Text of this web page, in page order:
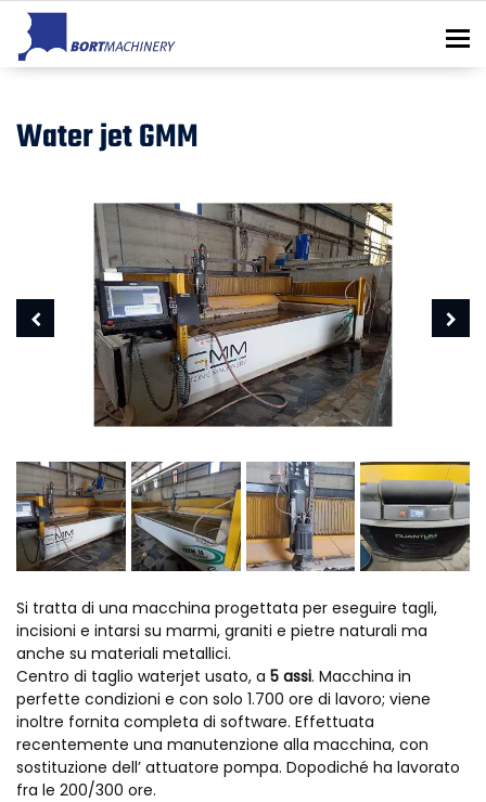
Water jet GMM
Si tratta di una macchina progettata per eseguire tagli,
incisioni e intarsi su marmi, graniti e pietre naturali ma
anche su materiali metallici.
Centro di taglio waterjet usato, a 5 assi. Macchina in
perfette condizioni e con solo 1.700 ore di lavoro; viene
inoltre fornita completa di software. Effettuata
recentemente una manutenzione alla macchina, con
sostituzione dell’ attuatore pompa. Dopodiché ha lavorato
fra le 200/300 ore.